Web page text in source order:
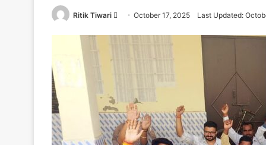
Ritik Tiwari
SendOctober 17, 2025 Last Updated: